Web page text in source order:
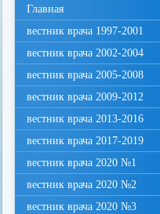
Главная
вестник врача 1997-2001
вестник врача 2002-2004
вестник врача 2005-2008
вестник врача 2009-2012
вестник врача 2013-2016
вестник врача 2017-2019
вестник врача 2020 №1
вестник врача 2020 №2
вестник врача 2020 №3